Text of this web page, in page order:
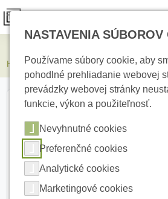
HIKVISION DS-2CD2T87G2H-
NASTAVENIA SÚBOROV
Používame súbory cookie, aby
pohodlné prehliadanie webovej
prevádzky webovej stránky
funkcie, výkon a použiteľnosť.
Nevyhnutné cookies
Preferenčné cookies
Analytické cookies
Marketingové cookies